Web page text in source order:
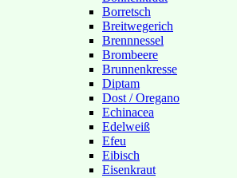
Borretsch
Breitwegerich
Brennnessel
Brombeere
Brunnenkresse
Diptam
Dost / Oregano
Echinacea
Edelweiß
Efeu
Eibisch
Eisenkraut